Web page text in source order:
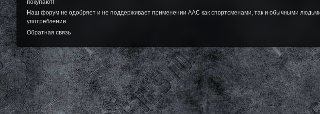
покупают!
Наш форум не одобряет и не поддерживает применении ААС как спортсменами, так и обычными
употреблении.
Обратная связь